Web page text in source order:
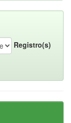
Registro(s)